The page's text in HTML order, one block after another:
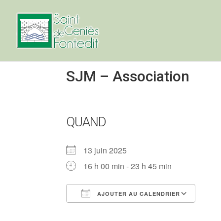
SJM – Association
QUAND
13 juin 2025
16 h 00 min - 23 h 45 min
AJOUTER AU CALENDRIER